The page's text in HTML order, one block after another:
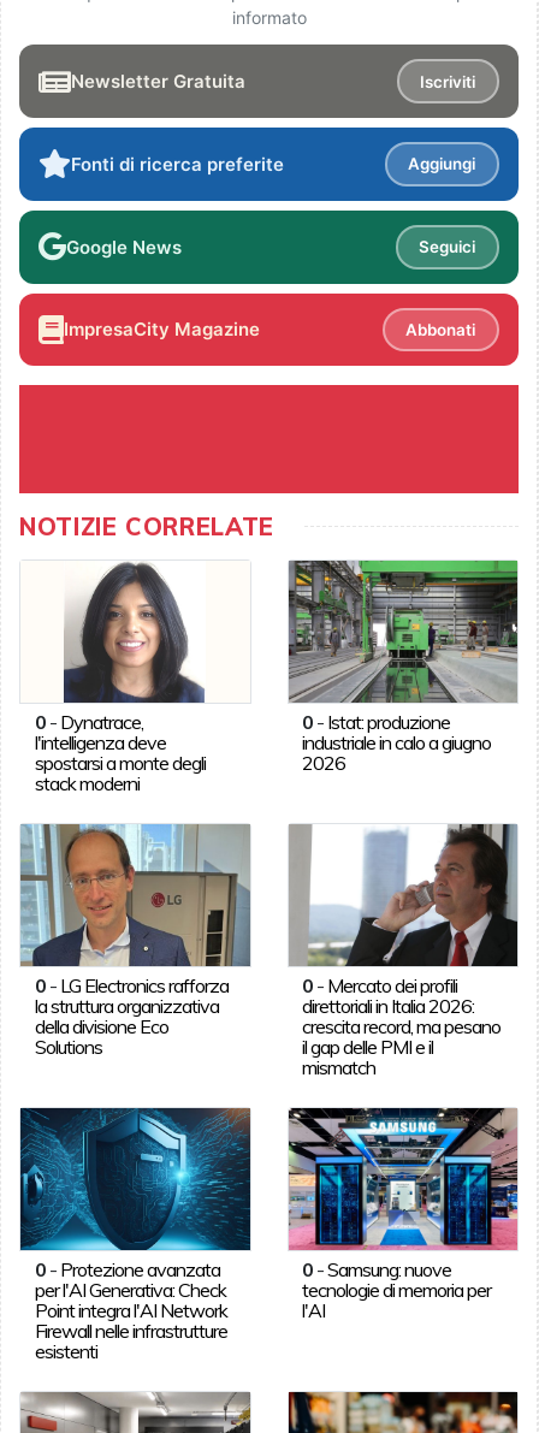
informato
Newsletter Gratuita Iscriviti
Fonti di ricerca preferite Aggiungi
Google News Seguici
ImpresaCity Magazine Abbonati
NOTIZIE CORRELATE
0- Dynatrace,
l'intelligenza deve
spostarsi a monte degli
stack moderni
0 - Istat: produzione
industriale in calo a giugno
2026
0- LG Electronics rafforza
la struttura organizzativa
della divisione Eco
Solutions
0 - Mercato dei profili
direttoriali in Italia 2026:
crescita record, ma pesano
il gap delle PMI e il
mismatch
0- Protezione avanzata
per l'AI Generativa: Check
Point integra l'AI Network
Firewall nelle infrastrutture
esistenti
0 -Samsung: nuove
tecnologie di memoria per
l'AI